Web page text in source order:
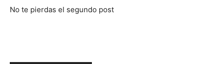
No te pierdas el segundo post